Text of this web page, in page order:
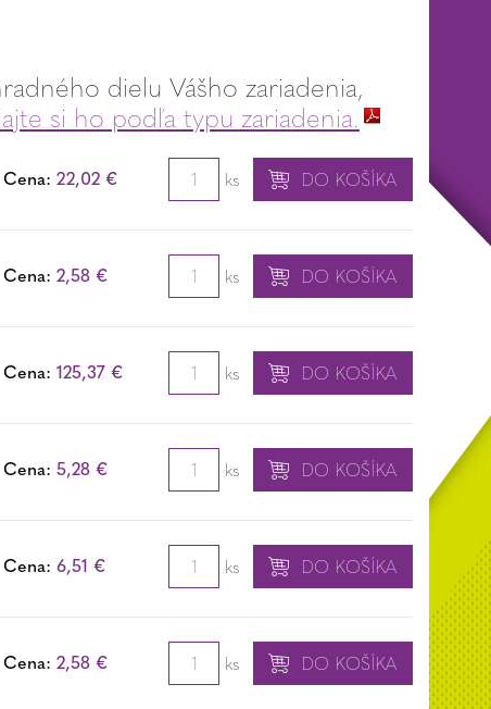
dielu Vášho zariadenia,
si ho podľa typu zariadenia.
Cena: 22,02 € ks DO KOŠÍKA
Cena: 2,58 € ks DO KOŠÍKA
Cena: 125,37 € ks DO KOŠÍKA
Cena: 5,28 € ks DO KOŠÍKA
Cena: 6,51 € ks DO KOŠÍKA
Cena: 2,58 € ks DO KOŠÍKA